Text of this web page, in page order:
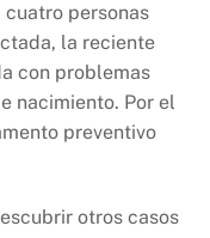
cuatro personas
la reciente
con problemas
nacimiento. Por el
preventivo
otros casos